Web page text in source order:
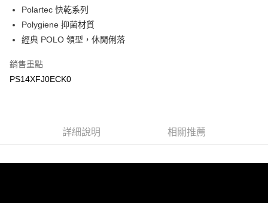
悠遊付
Google Pay
運送方式
宅配
每筆NT$399，滿NT$18,000(含以上)免運費
Polartec 快乾系列
Polygiene 抑菌材質
經典 POLO 領型，休閒俐落
銷售重點
PS14XFJ0ECK0
詳細說明 相關推薦